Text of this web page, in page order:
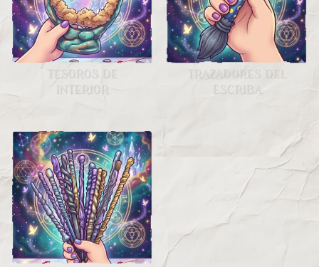
TESOROS DE
INTERIOR
TRAZADORES DEL
ESCRIBA